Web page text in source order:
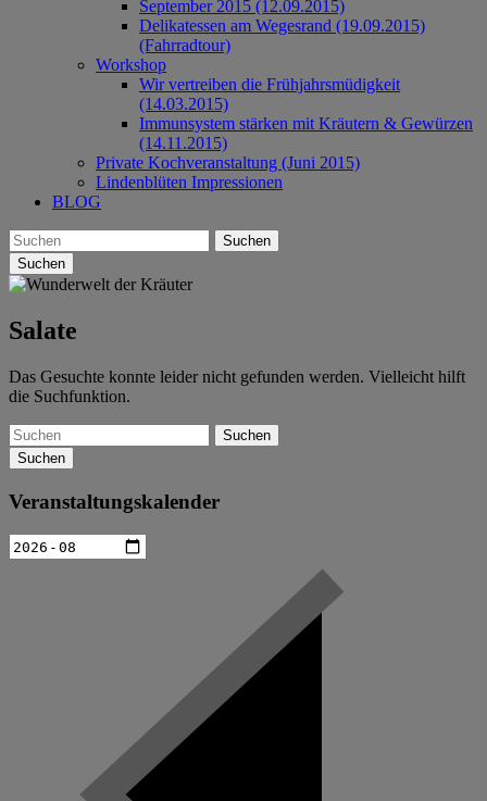
September 2015 (12.09.2015)
Delikatessen am Wegesrand (19.09.2015)
(Fahrradtour)
Workshop
Wir vertreiben die Frühjahrsmüdigkeit
(14.03.2015)
Immunsystem stärken mit Kräutern & Gewürzen
(14.11.2015)
Private Kochveranstaltung (Juni 2015)
Lindenblüten Impressionen
BLOG
Suchen
Salate
Das Gesuchte konnte leider nicht gefunden werden. Vielleicht hilft
die Suchfunktion.
Suchen
Veranstaltungskalender